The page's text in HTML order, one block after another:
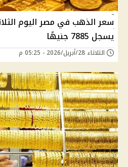
يسجل 7885 جنيهًا
الثلاثاء 28/أبريل/2026 - 05:25 م